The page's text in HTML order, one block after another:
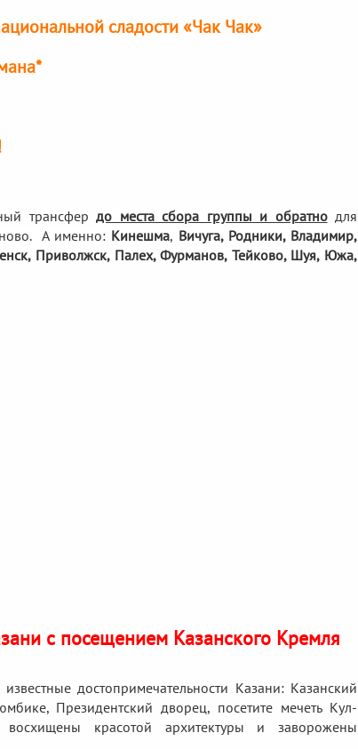
сладости «Чак Чак»
трансфер до места сбора группы и обратнодля
А именно: Кинешма, Вичуга, Родники, Владимир,
Приволжск, Палех, Фурманов, Тейково, Шуя, Южа,
с посещением Казанского Кремля
достопримечательности Казани: Казанский
Президентский дворец, посетите мечеть Кул-
красотой архитектуры и заворожены